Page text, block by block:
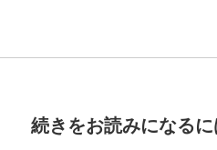
続きをお読みになるに